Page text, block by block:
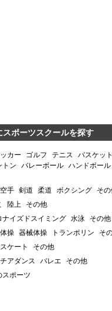
スポーツスクールを探す
カー ゴルフ テニス
バスケッ
トン
バレーボール ハンドボール
空手 剣道 柔道 ボクシング
そ
陸上
その他
ナイズドスイミング 水泳
その他
体操 器械体操 トランポリン
そ
スケート
その他
チアダンス バレエ
その他
スポーツ